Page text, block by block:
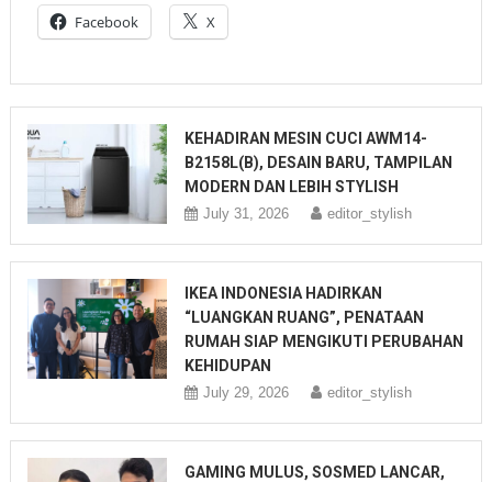
Facebook X
KEHADIRAN MESIN CUCI AWM14-
B2158L(B), DESAIN BARU, TAMPILAN
MODERN DAN LEBIH STYLISH
July 31, 2026 editor_stylish
IKEA INDONESIA HADIRKAN
“LUANGKAN RUANG”, PENATAAN
RUMAH SIAP MENGIKUTI PERUBAHAN
KEHIDUPAN
July 29, 2026 editor_stylish
GAMING MULUS, SOSMED LANCAR,